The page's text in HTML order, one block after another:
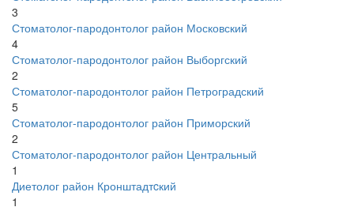
3
Стоматолог-пародонтолог район Московский
4
Стоматолог-пародонтолог район Выборгский
2
Стоматолог-пародонтолог район Петроградский
5
Стоматолог-пародонтолог район Приморский
2
Стоматолог-пародонтолог район Центральный
1
Диетолог район Кронштадтcкий
1